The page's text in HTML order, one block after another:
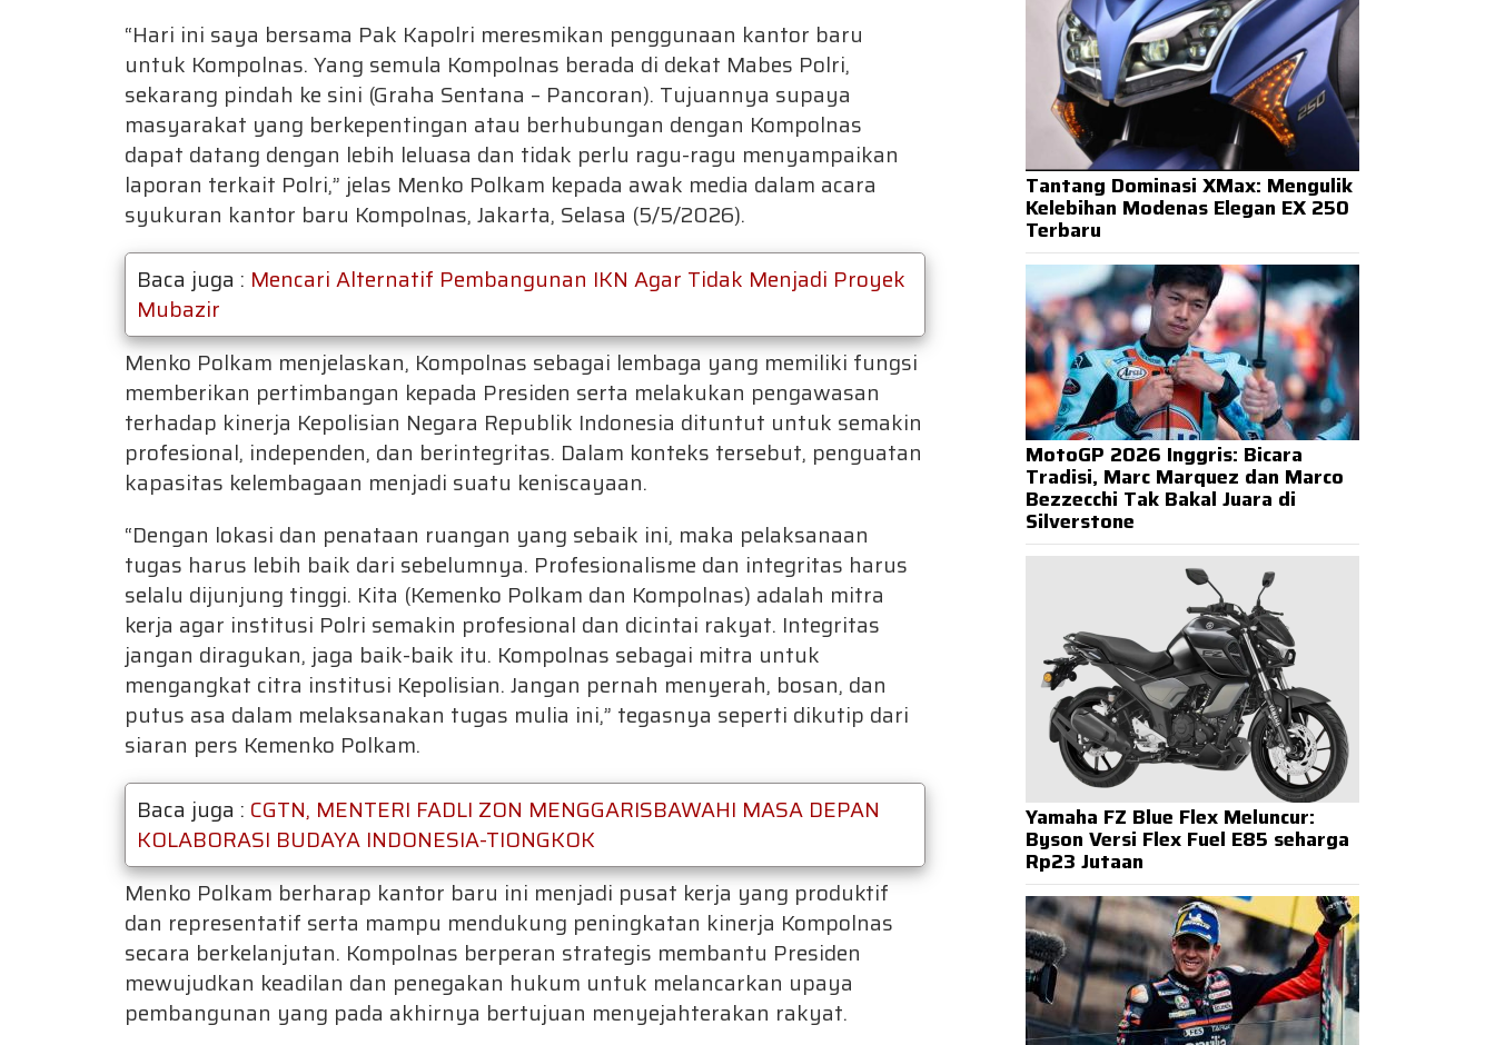
“Hari ini saya bersama Pak Kapolri meresmikan penggunaan kantor baru
untuk Kompolnas. Yang semula Kompolnas berada di dekat Mabes Polri,
sekarang pindah ke sini (Graha Sentana – Pancoran). Tujuannya supaya
masyarakat yang berkepentingan atau berhubungan dengan Kompolnas
dapat datang dengan lebih leluasa dan tidak perlu ragu-ragu menyampaikan
laporan terkait Polri,” jelas Menko Polkam kepada awak media dalam acara
syukuran kantor baru Kompolnas, Jakarta, Selasa (5/5/2026).
Baca juga : Mencari Alternatif Pembangunan IKN Agar Tidak Menjadi Proyek
Mubazir
Menko Polkam menjelaskan, Kompolnas sebagai lembaga yang memiliki fungsi
memberikan pertimbangan kepada Presiden serta melakukan pengawasan
terhadap kinerja Kepolisian Negara Republik Indonesia dituntut untuk semakin
profesional, independen, dan berintegritas. Dalam konteks tersebut, penguatan
kapasitas kelembagaan menjadi suatu keniscayaan.
“Dengan lokasi dan penataan ruangan yang sebaik ini, maka pelaksanaan
tugas harus lebih baik dari sebelumnya. Profesionalisme dan integritas harus
selalu dijunjung tinggi. Kita (Kemenko Polkam dan Kompolnas) adalah mitra
kerja agar institusi Polri semakin profesional dan dicintai rakyat. Integritas
jangan diragukan, jaga baik-baik itu. Kompolnas sebagai mitra untuk
mengangkat citra institusi Kepolisian. Jangan pernah menyerah, bosan, dan
putus asa dalam melaksanakan tugas mulia ini,” tegasnya seperti dikutip dari
siaran pers Kemenko Polkam.
Baca juga : CGTN, MENTERI FADLI ZON MENGGARISBAWAHI MASA DEPAN
KOLABORASI BUDAYA INDONESIA-TIONGKOK
Menko Polkam berharap kantor baru ini menjadi pusat kerja yang produktif
dan representatif serta mampu mendukung peningkatan kinerja Kompolnas
secara berkelanjutan. Kompolnas berperan strategis membantu Presiden
mewujudkan keadilan dan penegakan hukum untuk melancarkan upaya
pembangunan yang pada akhirnya bertujuan menyejahterakan rakyat.
Tantang Dominasi XMax: Mengulik
Kelebihan Modenas Elegan EX 250
Terbaru
MotoGP 2026 Inggris: Bicara
Tradisi, Marc Marquez dan Marco
Bezzecchi Tak Bakal Juara di
Silverstone
Yamaha FZ Blue Flex Meluncur:
Byson Versi Flex Fuel E85 seharga
Rp23 Jutaan